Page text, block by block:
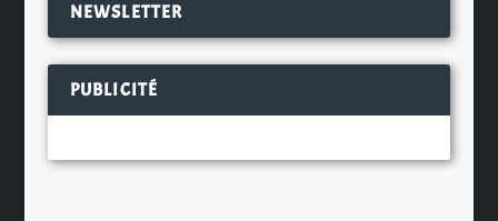
NEWSLETTER
PUBLICITÉ